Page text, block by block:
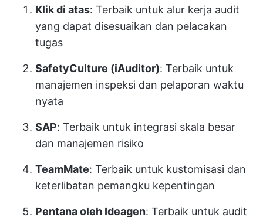
Klik di atas: Terbaik untuk alur kerja audit
yang dapat disesuaikan dan pelacakan
tugas
SafetyCulture (iAuditor): Terbaik untuk
manajemen inspeksi dan pelaporan waktu
nyata
SAP: Terbaik untuk integrasi skala besar
dan manajemen risiko
TeamMate: Terbaik untuk kustomisasi dan
keterlibatan pemangku kepentingan
Pentana oleh Ideagen: Terbaik untuk audit